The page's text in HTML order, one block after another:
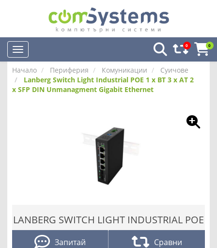
0 0
Начало Периферия Комуникации
Суичове
Lanberg Switch Light Industrial POE 1 x BT 3 x AT 2
x SFP DIN Unmanagment Gigabit Ethernet
LANBERG SWITCH LIGHT INDUSTRIAL POE
Запитай Сравни